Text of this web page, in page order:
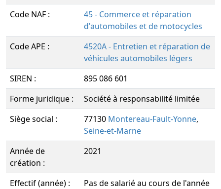
Code NAF :
45 - Commerce et réparation
d'automobiles et de motocycles
Code APE :
4520A - Entretien et réparation de
véhicules automobiles légers
SIREN :
895 086 601
Forme juridique :
Société à responsabilité limitée
Siège social :
77130 Montereau-Fault-Yonne,
Seine-et-Marne
Année de
création :
2021
Effectif (année) :
Pas de salarié au cours de l'année